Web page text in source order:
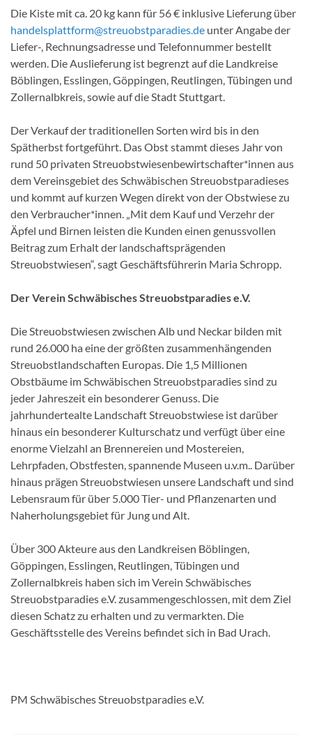
Die Kiste mit ca. 20 kg kann für 56 € inklusive Lieferung über
handelsplattform@streuobstparadies.de unter Angabe der
Liefer-, Rechnungsadresse und Telefonnummer bestellt
werden. Die Auslieferung ist begrenzt auf die Landkreise
Böblingen, Esslingen, Göppingen, Reutlingen, Tübingen und
Zollernalbkreis, sowie auf die Stadt Stuttgart.
Der Verkauf der traditionellen Sorten wird bis in den
Spätherbst fortgeführt. Das Obst stammt dieses Jahr von
rund 50 privaten Streuobstwiesenbewirtschafter*innen aus
dem Vereinsgebiet des Schwäbischen Streuobstparadieses
und kommt auf kurzen Wegen direkt von der Obstwiese zu
den Verbraucher*innen. „Mit dem Kauf und Verzehr der
Äpfel und Birnen leisten die Kunden einen genussvollen
Beitrag zum Erhalt der landschaftsprägenden
Streuobstwiesen“, sagt Geschäftsführerin Maria Schropp.
Der Verein Schwäbisches Streuobstparadies e.V.
Die Streuobstwiesen zwischen Alb und Neckar bilden mit
rund 26.000 ha eine der größten zusammenhängenden
Streuobstlandschaften Europas. Die 1,5 Millionen
Obstbäume im Schwäbischen Streuobstparadies sind zu
jeder Jahreszeit ein besonderer Genuss. Die
jahrhundertealte Landschaft Streuobstwiese ist darüber
hinaus ein besonderer Kulturschatz und verfügt über eine
enorme Vielzahl an Brennereien und Mostereien,
Lehrpfaden, Obstfesten, spannende Museen u.v.m.. Darüber
hinaus prägen Streuobstwiesen unsere Landschaft und sind
Lebensraum für über 5.000 Tier- und Pflanzenarten und
Naherholungsgebiet für Jung und Alt.
Über 300 Akteure aus den Landkreisen Böblingen,
Göppingen, Esslingen, Reutlingen, Tübingen und
Zollernalbkreis haben sich im Verein Schwäbisches
Streuobstparadies e.V. zusammengeschlossen, mit dem Ziel
diesen Schatz zu erhalten und zu vermarkten. Die
Geschäftsstelle des Vereins befindet sich in Bad Urach.
PM Schwäbisches Streuobstparadies e.V.